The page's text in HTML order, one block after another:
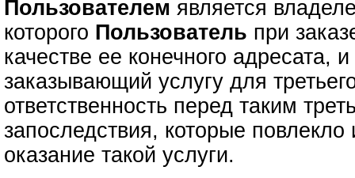
Пользователем является
которого Пользователь при
качестве ее конечного адресата,
заказывающий услугу для
ответственность перед таким
запоследствия, которые
оказание такой услуги.